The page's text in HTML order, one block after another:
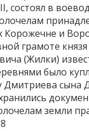
состоял в
Корожечне и
грамоте князя
(Жилки)
было
Дмитриева сына
земли